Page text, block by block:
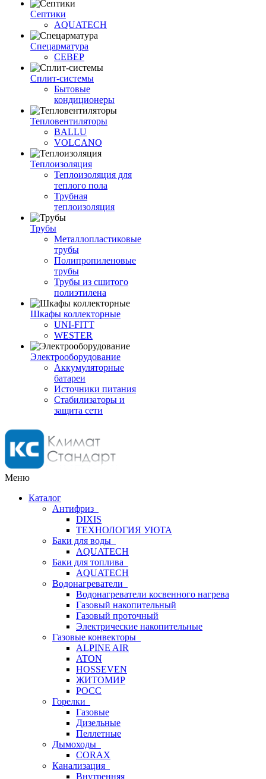
Септики
AQUATECH
Спецарматура
СЕВЕР
Сплит-системы
Бытовые
кондиционеры
Тепловентиляторы
BALLU
VOLCANO
Теплоизоляция
Теплоизоляция для
теплого пола
Трубная
теплоизоляция
Трубы
Металлопластиковые
трубы
Полипропиленовые
трубы
Трубы из сшитого
полиэтилена
Шкафы коллекторные
UNI-FITT
WESTER
Электрооборудование
Аккумуляторные
батареи
Источники питания
Стабилизаторы и
защита сети
Меню
Каталог
Антифриз
DIXIS
ТЕХНОЛОГИЯ УЮТА
Баки для воды
AQUATECH
Баки для топлива
AQUATECH
Водонагреватели
Водонагреватели косвенного нагрева
Газовый накопительный
Газовый проточный
Электрические накопительные
Газовые конвекторы
ALPINE AIR
ATON
HOSSEVEN
ЖИТОМИР
РОСС
Горелки
Газовые
Дизельные
Пеллетные
Дымоходы
CORAX
Канализация
Внутренняя